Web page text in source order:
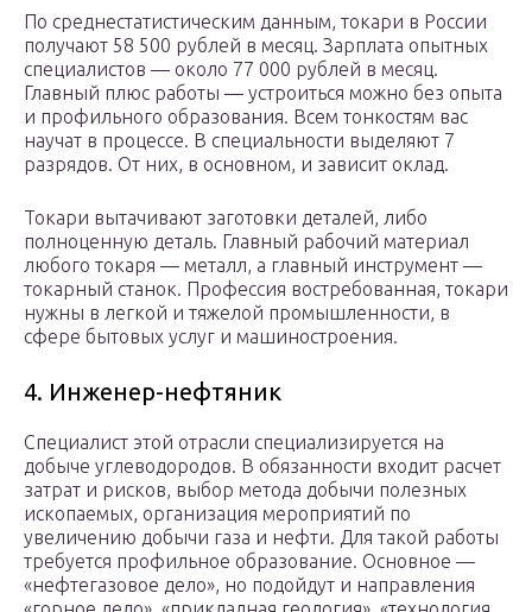
По среднестатистическим данным, токари в России
получают 58 500 рублей в месяц. Зарплата опытных
специалистов — около 77 000 рублей в месяц.
Главный плюс работы — устроиться можно без опыта
и профильного образования. Всем тонкостям вас
научат в процессе. В специальности выделяют 7
разрядов. От них, в основном, и зависит оклад.
Токари вытачивают заготовки деталей, либо
полноценную деталь. Главный рабочий материал
любого токаря — металл, а главный инструмент —
токарный станок. Профессия востребованная, токари
нужны в легкой и тяжелой промышленности, в
сфере бытовых услуг и машиностроения.
4. Инженер-нефтяник
Специалист этой отрасли специализируется на
добыче углеводородов. В обязанности входит расчет
затрат и рисков, выбор метода добычи полезных
ископаемых, организация мероприятий по
увеличению добычи газа и нефти. Для такой работы
требуется профильное образование. Основное —
«нефтегазовое дело», но подойдут и направления